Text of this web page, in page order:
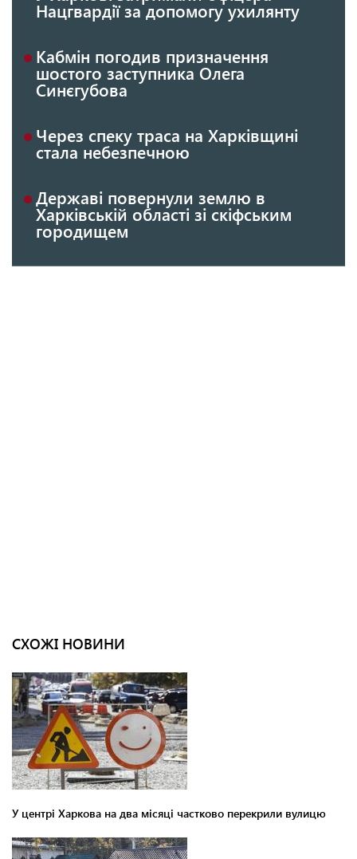
Нацгвардії за допомогу ухилянту
Кабмін погодив призначення
шостого заступника Олега
Синєгубова
Через спеку траса на Харківщині
стала небезпечною
Державі повернули землю в
Харківській області зі скіфським
городищем
СХОЖІ НОВИНИ
У центрі Харкова на два місяці частково перекрили вулицю